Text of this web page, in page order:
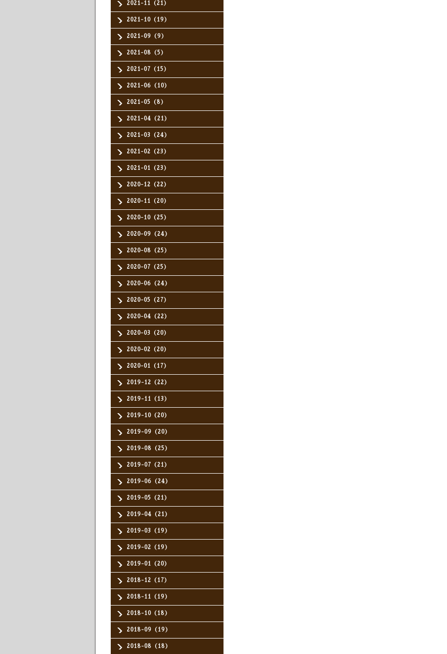
2021-11（21）
2021-10（19）
2021-09（9）
2021-08（5）
2021-07（15）
2021-06（10）
2021-05（8）
2021-04（21）
2021-03（24）
2021-02（23）
2021-01（23）
2020-12（22）
2020-11（20）
2020-10（25）
2020-09（24）
2020-08（25）
2020-07（25）
2020-06（24）
2020-05（27）
2020-04（22）
2020-03（20）
2020-02（20）
2020-01（17）
2019-12（22）
2019-11（13）
2019-10（20）
2019-09（20）
2019-08（25）
2019-07（21）
2019-06（24）
2019-05（21）
2019-04（21）
2019-03（19）
2019-02（19）
2019-01（20）
2018-12（17）
2018-11（19）
2018-10（18）
2018-09（19）
2018-08（18）